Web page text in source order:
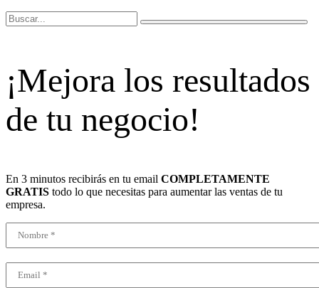
¡Mejora los resultados
de tu negocio!
En 3 minutos recibirás en tu email COMPLETAMENTE
GRATIS todo lo que necesitas para aumentar las ventas de tu
empresa.